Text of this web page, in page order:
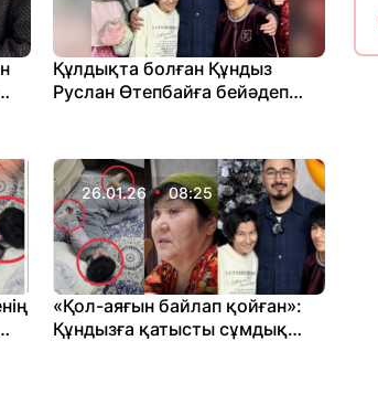
Құлдықта болған Құндыз
Руслан Өтепбайға бейәдеп
26.01.26 08:25
«Қол-аяғын байлап қойған»:
Құндызға қатысты сұмдық